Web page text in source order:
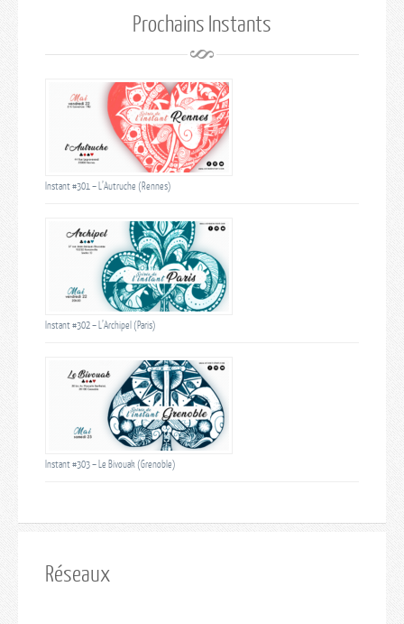
Prochains Instants
Instant #301 – L’Autruche (Rennes)
Instant #302 – L’Archipel (Paris)
Instant #303 – Le Bivouak (Grenoble)
Réseaux